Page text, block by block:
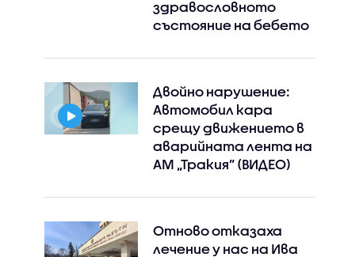
здравословното
състояние на бебето
Двойно нарушение:
Автомобил кара
срещу движението в
аварийната лента на
АМ „Тракия” (ВИДЕО)
Отново отказаха
лечение у нас на Ива